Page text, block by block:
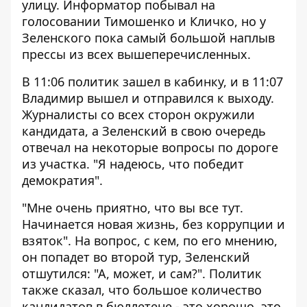
улицу. Информатор побывал на
голосовании Тимошенко и Кличко, но у
Зеленского пока самый большой наплыв
прессы из всех вышеперечисленных.
В 11:06 политик зашел в кабинку, и в 11:07
Владимир вышел и отправился к выходу.
Журналисты со всех сторон окружили
кандидата, а Зеленский в свою очередь
отвечал на некоторые вопросы по дороге
из участка. "Я надеюсь, что победит
демократия".
"Мне очень приятно, что вы все тут.
Начинается новая жизнь, без коррупции и
взяток". На вопрос, с кем, по его мнению,
он попадет во второй тур, Зеленский
отшутился: "А, может, и сам?". Политик
также сказал, что большое количество